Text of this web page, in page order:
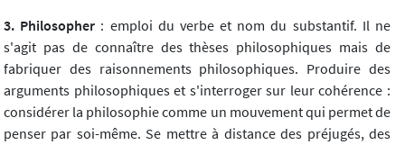
3. Philosopher : emploi du verbe et nom du substantif. Il ne
s'agit pas de connaître des thèses philosophiques mais de
fabriquer des raisonnements philosophiques. Produire des
arguments philosophiques et s'interroger sur leur cohérence :
considérer la philosophie comme un mouvement qui permet de
penser par soi-même. Se mettre à distance des préjugés, des